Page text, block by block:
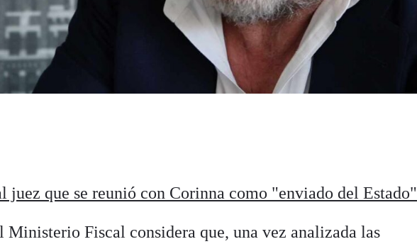
juez que se reunió con Corinna como "enviado del Estado"
Ministerio Fiscal considera que, una vez analizada las